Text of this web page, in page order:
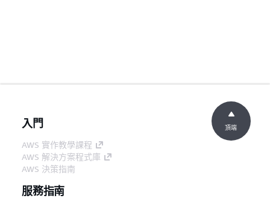
入門
AWS 實作教學課程
AWS 解決方案程式庫
AWS 決策指南
服務指南
頂端